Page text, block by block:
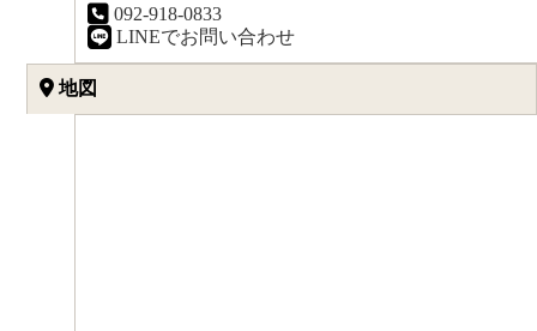
092-918-0833
LINEでお問い合わせ
地図